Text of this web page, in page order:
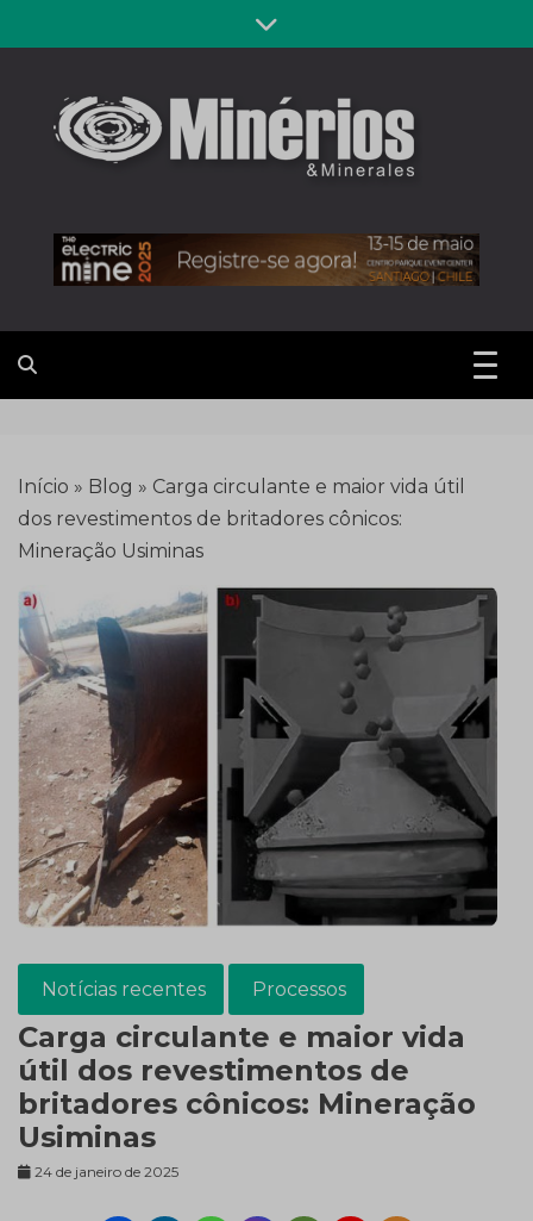
to
Revista
Minérios &
Minerales
Início » Blog » Carga circulante e maior vida útil
dos revestimentos de britadores cônicos:
Mineração Usiminas
Notícias recentes Processos
Carga circulante e maior vida
útil dos revestimentos de
britadores cônicos: Mineração
Usiminas
24 de janeiro de 2025